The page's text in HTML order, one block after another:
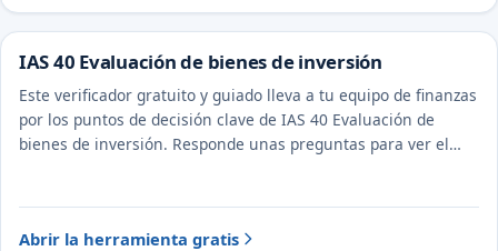
IAS 40 Evaluación de bienes de inversión
Este verificador gratuito y guiado lleva a tu equipo de finanzas
por los puntos de decisión clave de IAS 40 Evaluación de
bienes de inversión. Responde unas preguntas para ver el
Abrir la herramienta gratis